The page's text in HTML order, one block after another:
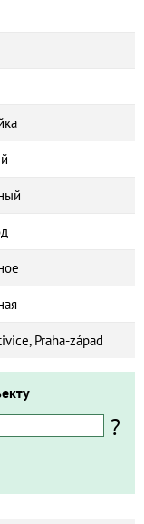
Praha-západ
?